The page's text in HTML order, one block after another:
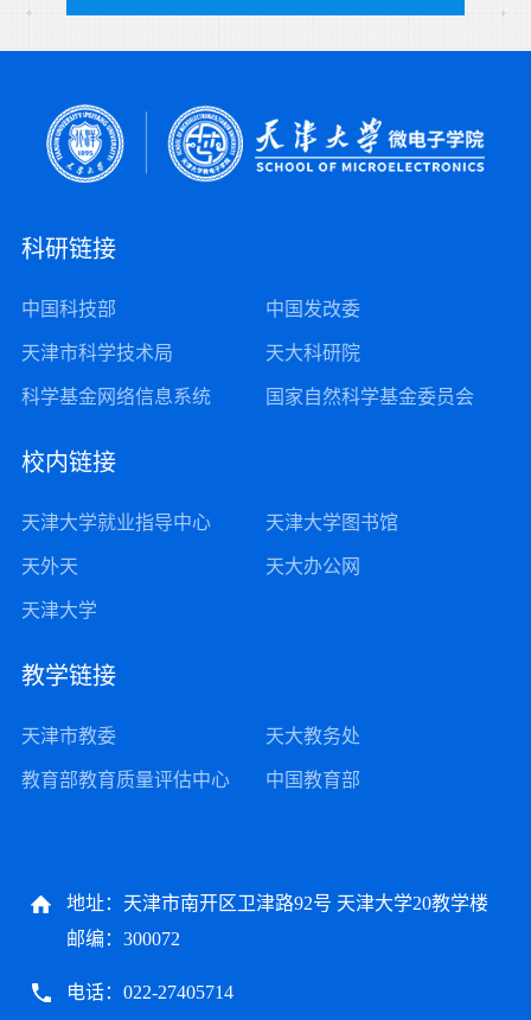
科研链接
中国科技部 中国发改委
天津市科学技术局 天大科研院
科学基金网络信息系统 国家自然科学基金委员会
校内链接
天津大学就业指导中心 天津大学图书馆
天外天 天大办公网
天津大学
教学链接
天津市教委 天大教务处
教育部教育质量评估中心 中国教育部
地址：天津市南开区卫津路92号 天津大学20教学楼
邮编：300072
电话：022-27405714